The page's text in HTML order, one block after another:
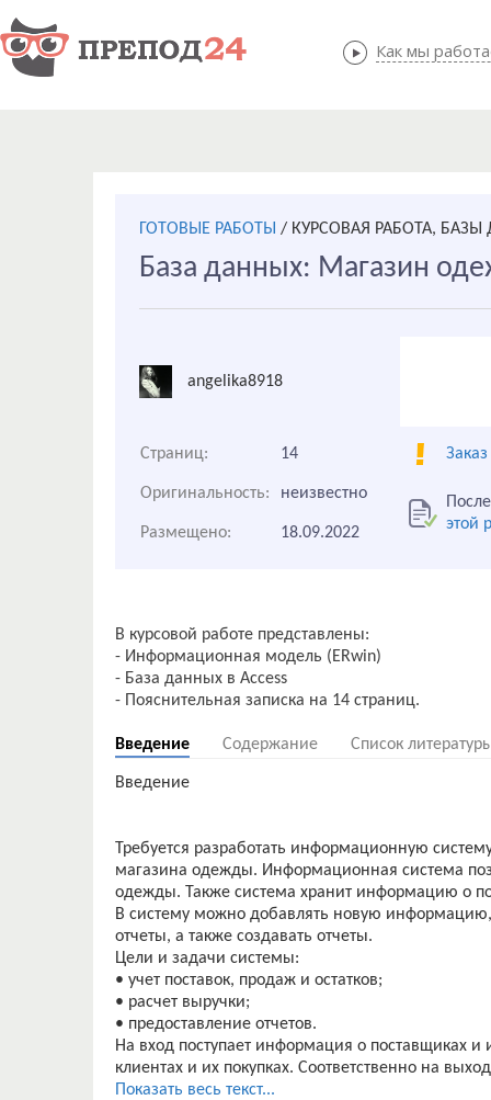
Как мы
Как мы
ГОТОВЫЕ РАБОТЫ / КУРСОВАЯ РАБОТА, БАЗЫ
База данных: Магазин
angelika8918
Страниц: 14
Оригинальность: неизвестно
этой
Размещено: 18.09.2022
В курсовой работе представлены:
- Информационная модель (ERwin)
- База данных в Access
Введение Содержание Список
Введение
Требуется разработать информационную
магазина одежды. Информационная система
одежды. Также система хранит информацию о
В систему можно добавлять новую
отчеты, а также создавать отчеты.
Цели и задачи системы:
• учет поставок, продаж и остатков;
• расчет выручки;
• предоставление отчетов.
На вход поступает информация о поставщиках и
клиентах и их покупках. Соответственно на
продажам и результаты запросов по покупкам.
Показать весь текст...